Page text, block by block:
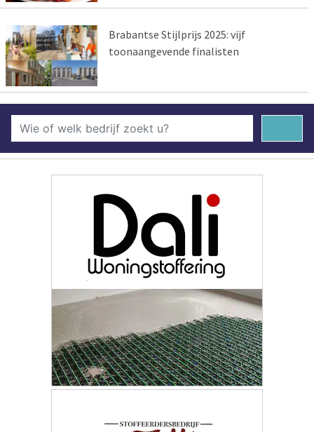
Brabantse Stijlprijs 2025: vijf
toonaangevende finalisten